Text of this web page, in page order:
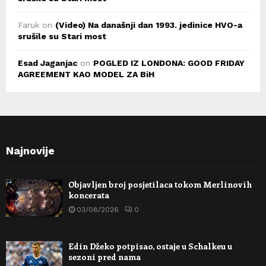
Faruk on (Video) Na današnji dan 1993. jedinice HVO-a
srušile su Stari most
Esad Jaganjac on POGLED IZ LONDONA: GOOD FRIDAY
AGREEMENT KAO MODEL ZA BiH
Najnovije
Objavljen broj posjetilaca tokom Merlinovih
koncerata
03/08/2026 0
Edin Džeko potpisao, ostaje u Schalkeu u
sezoni pred nama